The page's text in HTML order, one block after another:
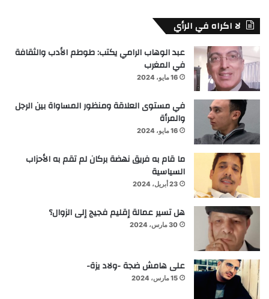
لا اكراه في الرأي
عبد الوهاب الرامي يكتب: طوطم الأدب والثقافة
في المغرب
16 مايو، 2024
في مستوى العلاقة ومنظور المساواة بين الرجل
والمرأة
16 مايو، 2024
ما قام به فريق نهضة بركان لم تقم به الأحزاب
السياسية
23 أبريل، 2024
هل تسير عمالة إقليم فجيج إلى الزوال؟
30 مارس، 2024
على هامش ضجة -ولاد يزة-
15 مارس، 2024